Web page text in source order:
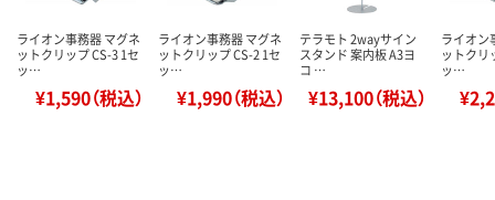
ライオン事務器 マグネ
ットクリップ CS-3 1セ
ッ…
¥1,590（税込）
ライオン事務器 マグネ
ットクリップ CS-2 1セ
ッ…
¥1,990（税込）
テラモト 2wayサイン
スタンド 案内板 A3ヨ
コ …
¥13,100（税込）
ライオン
ットクリ
ッ…